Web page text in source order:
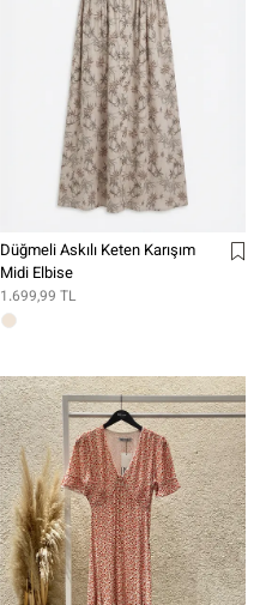
Düğmeli Askılı Keten Karışım
Midi Elbise
1.699,99 TL